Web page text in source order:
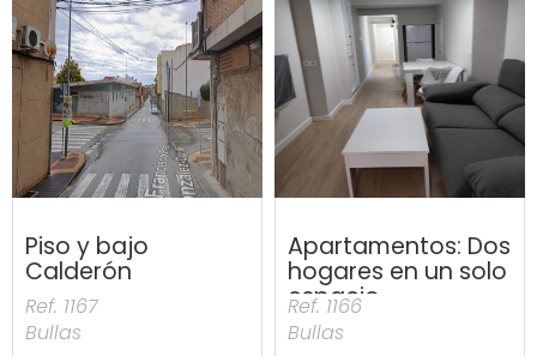
Piso y bajo
Calderón
Ref. 1167
Bullas
Apartamentos: Dos
hogares en un solo
espacio
Ref. 1166
Bullas